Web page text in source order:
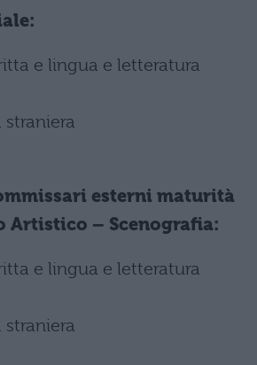
e lingua e letteratura
esterni maturità
Artistico – Scenografia:
e lingua e letteratura